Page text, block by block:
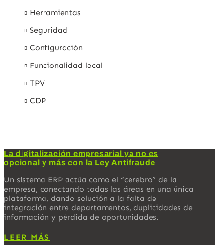
Herramientas
Seguridad
Configuración
Funcionalidad local
TPV
CDP
La digitalización empresarial ya no es
opcional y más con la Ley Antifraude
Un sistema ERP actúa como el “cerebro” de la
empresa, conectando todas las áreas en una única
plataforma, dando solución a la falta de
integración entre departamentos, duplicidades de
información y pérdida de oportunidades.
LEER MÁS